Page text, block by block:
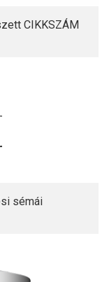
CIKKSZÁM
sémái